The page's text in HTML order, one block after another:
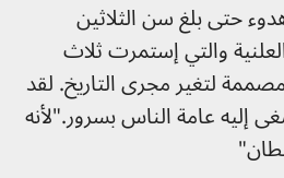
حتى بلغ سن الثلاثين
والتي إستمرت ثلاث
لتغير مجرى التاريخ. لقد
إليه عامة الناس بسرور."لأنه